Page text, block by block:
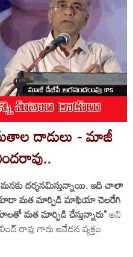
దాడులు - మాజీ
మనకు దర్శనమిస్తున్నాయి. ఇది చాలా
కూడా మత మార్పిడి మాఫియా చెలరేగి
మత మార్పిడి చేస్తున్నారు"అని
రావు గారు ఆవేదన వ్యక్తం